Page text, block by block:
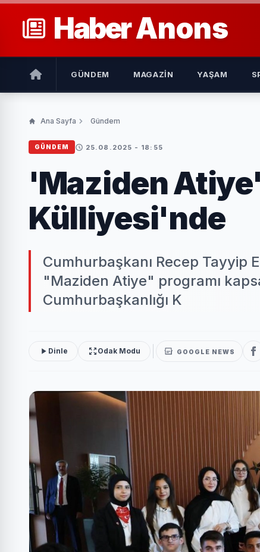
HaberAnons
GÜNDEM MAGAZIN YAŞAM
Ana Sayfa Gündem
GÜNDEM 25.08.2025 - 18:55
'Maziden
Külliyesi'nde
Cumhurbaşkanı Recep Tayyip
"Maziden Atiye" programı
Cumhurbaşkanlığı K
Dinle Odak Modu GOOGLE NEWS